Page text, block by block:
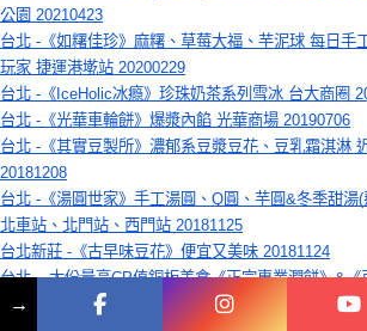
公園 20210423
台北 -《如糬佳珍》麻糬、草莓大福、芋泥球 每日手
玩家 捷運港墘站 20200229
台北 -《IceHolic冰瘾》珍珠奶茶系列雪冰 台大商圈
台北 -《光華車輪餅》爆漿內餡 光華商場 20190706
台北 -《其實豆製所》濃郁系豆漿豆花、豆乳霜淇淋
20181208
台北 -《湯圓世家》手工湯圓、Q圓、芋圓&冬季甜湯
北車站、北門站、西門站 20181125
台北新莊 -《古早味豆花》便宜又美味 20181124
台北 – 大份量高CP值銅板美食《正宗專業潤餅》&《
捷運永春站 20181118
→